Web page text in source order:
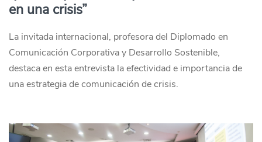
en una crisis”
La invitada internacional, profesora del Diplomado en
Comunicación Corporativa y Desarrollo Sostenible,
destaca en esta entrevista la efectividad e importancia de
una estrategia de comunicación de crisis.